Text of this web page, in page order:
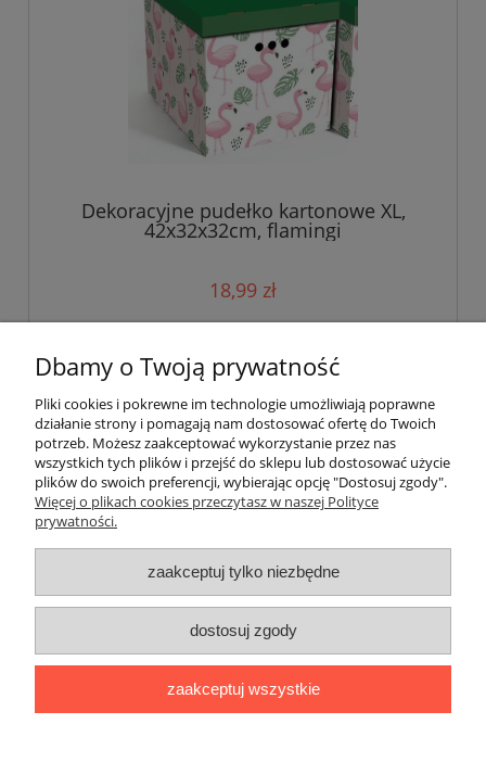
Dekoracyjne pudełko kartonowe XL,
42x32x32cm, flamingi
18,99 zł
Pomoc
Moje konto
Płatności i dostawa
Informacje
Dbamy o Twoją prywatność
Pliki cookies i pokrewne im technologie umożliwiają poprawne
działanie strony i pomagają nam dostosować ofertę do Twoich
potrzeb. Możesz zaakceptować wykorzystanie przez nas
wszystkich tych plików i przejść do sklepu lub dostosować użycie
plików do swoich preferencji, wybierając opcję "Dostosuj zgody".
Więcej o plikach cookies przeczytasz w naszej Polityce
prywatności.
zaakceptuj tylko niezbędne
dostosuj zgody
zaakceptuj wszystkie